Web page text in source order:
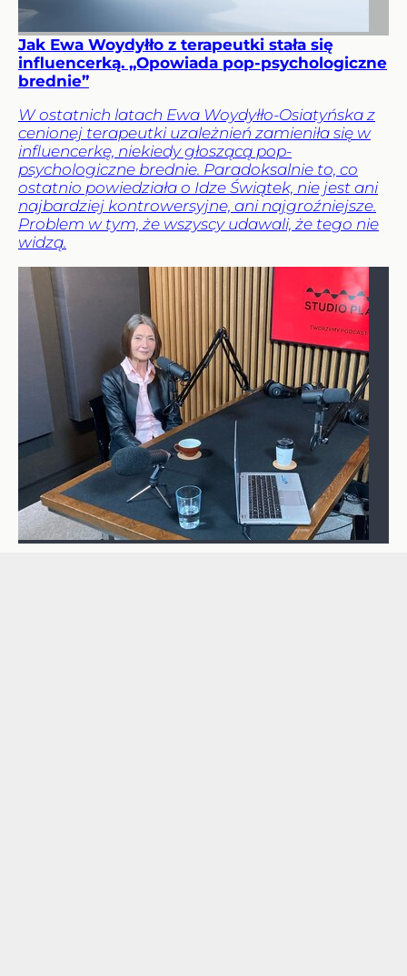
Jak Ewa Woydyłło z terapeutki stała się
influencerką. „Opowiada pop-psychologiczne
brednie”
W ostatnich latach Ewa Woydyłło-Osiatyńska z
cenionej terapeutki uzależnień zamieniła się w
influencerkę, niekiedy głoszącą pop-
psychologiczne brednie. Paradoksalnie to, co
ostatnio powiedziała o Idze Świątek, nie jest ani
najbardziej kontrowersyjne, ani najgroźniejsze.
Problem w tym, że wszyscy udawali, że tego nie
widzą.